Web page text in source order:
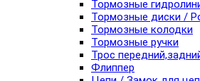
Тормозные
Тормозные диски /
Тормозные колодки
Тормозные ручки
Трос
Флиппер